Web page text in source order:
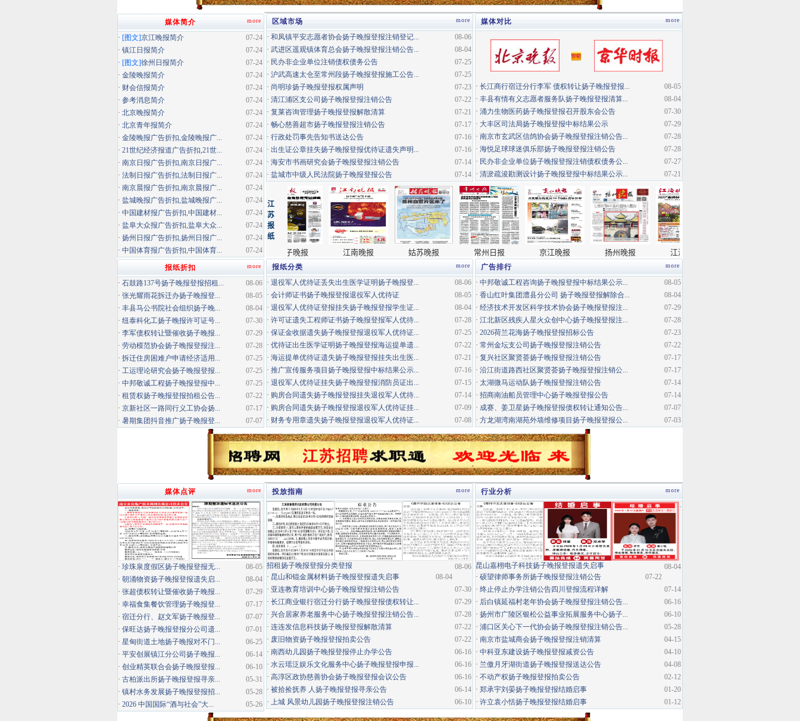
more
区域市场 more
媒体对比
08-06
· 和凤镇平安志愿者协会扬子晚报登报注销登记...
08-04
· 武进区遥观镇体育总会扬子晚报登报注销公告...
07-25
· 民办非企业单位注销债权债务公告
07-25
· 沪武高速太仓至常州段扬子晚报登报施工公告...
07-23
· 尚明珍扬子晚报登报权属声明
07-22
· 清江浦区支公司扬子晚报登报注销公告
07-21
· 复莱咨询管理扬子晚报登报解散清算
07-17
· 畅心慈善超市扬子晚报登报注销公告
07-16
· 行政处罚事先告知书送达公告
07-16
· 出生证公章挂失扬子晚报登报优待证遗失声明...
07-14
· 海安市书画研究会扬子晚报登报注销公告
07-14
· 盐城市中级人民法院扬子晚报登报公告
08-05
· 长江商行宿迁分行李军 债权转让扬子晚报登报...
08-04
· 丰县有情有义志愿者服务队扬子晚报登报清算...
07-30
· 涌力生物医药扬子晚报登报召开股东会公告
07-29
· 大丰区司法局扬子晚报登报中标结果公示
07-28
· 南京市玄武区信鸽协会扬子晚报登报注销公告...
07-28
· 海悦足球球迷俱乐部扬子晚报登报注销公告
07-27
· 民办非企业单位扬子晚报登报注销债权债务公...
07-21
· 清淤疏浚勘测设计扬子晚报登报中标结果公示...
more
报纸分类 more
广告排行
08-06
· 退役军人优待证丢失出生医学证明扬子晚报登...
08-05
· 会计师证书扬子晚报登报退役军人优待证
08-04
· 退役军人优待证登报挂失扬子晚报登报学生证...
07-28
· 许可证遗失工程师证书扬子晚报登报军人优待...
07-25
· 保证金收据遗失扬子晚报登报退役军人优待证...
07-22
· 优待证出生医学证明扬子晚报登报海运提单遗...
07-21
· 海运提单优待证遗失扬子晚报登报挂失出生医...
07-16
· 推广宣传服务项目扬子晚报登报中标结果公示...
07-15
· 退役军人优待证挂失扬子晚报登报消防员证出...
07-14
· 购房合同遗失扬子晚报登报挂失退役军人优待...
07-09
· 购房合同遗失扬子晚报登报退役军人优待证挂...
07-08
· 财务专用章遗失扬子晚报登报退役军人优待证...
08-05
· 中邦敬诚工程咨询扬子晚报登报中标结果公示...
08-04
· 香山红叶集团澧县分公司 扬子晚报登报解除合...
07-29
· 经济技术开发区科学技术协会扬子晚报登报注...
07-28
· 江北新区残疾人星火众创中心扬子晚报登报注...
07-23
· 2026荷兰花海扬子晚报登报招标公告
07-22
· 常州金坛支公司扬子晚报登报注销公告
07-17
· 复兴社区聚贤荟扬子晚报登报注销公告
07-17
· 沿江街道路西社区聚贤荟扬子晚报登报注销公...
07-14
· 太湖微马运动队扬子晚报登报注销公告
07-14
· 招商南油船员管理中心扬子晚报登报公告
07-07
· 成赛、姜卫星扬子晚报登报债权转让通知公告...
07-03
· 方龙湖湾南湖苑外墙维修项目扬子晚报登报公...
more
媒体简介
07-24
· [图文]京江晚报简介
07-24
· 镇江日报简介
07-24
· [图文]徐州日报简介
07-24
· 金陵晚报简介
07-24
· 财会信报简介
07-24
· 参考消息简介
07-24
· 北京晚报简介
07-24
· 北京青年报简介
07-24
· 金陵晚报广告折扣,金陵晚报广...
07-24
· 21世纪经济报道广告折扣,21世...
07-24
· 南京日报广告折扣,南京日报广...
07-24
· 法制日报广告折扣,法制日报广...
07-24
· 南京晨报广告折扣,南京晨报广...
07-24
· 盐城晚报广告折扣,盐城晚报广...
07-24
· 中国建材报广告折扣,中国建材...
07-24
· 盐阜大众报广告折扣,盐阜大众...
07-24
· 扬州日报广告折扣,扬州日报广...
07-24
· 中国体育报广告折扣,中国体育...
more
报纸折扣
08-06
· 石鼓路137号扬子晚报登报招租...
08-05
· 张光耀雨花拆迁办扬子晚报登...
08-04
· 丰县马公书院社会组织扬子晚...
07-30
· 纽泰科化工扬子晚报许可证号...
07-29
· 李军债权转让暨催收扬子晚报...
07-28
· 劳动模范协会扬子晚报登报注...
07-25
· 拆迁住房困难户申请经济适用...
07-25
· 工运理论研究会扬子晚报登报...
07-25
· 中邦敬诚工程扬子晚报登报中...
07-22
· 租赁权扬子晚报登报拍租公告...
07-17
· 京新社区一路同行义工协会扬...
07-07
· 暑期集团抖音推广扬子晚报登...
more
投放指南 more
行业分析
08-06
·
招租扬子晚报登报分类登报
08-04
· 昆山和锟金属材料扬子晚报登报遗失启事
07-30
· 亚连教育培训中心扬子晚报登报注销公告
07-29
· 长江商业银行宿迁分行扬子晚报登报债权转让...
07-28
· 兴合居家养老服务中心扬子晚报登报注销公告...
07-22
· 连连发信息科技扬子晚报登报解散清算
07-22
· 废旧物资扬子晚报登报拍卖公告
06-16
· 南西幼儿园扬子晚报登报停止办学公告
06-16
· 水云瑶泛娱乐文化服务中心扬子晚报登报申报...
06-16
· 高淳区政协慈善协会扬子晚报登报会议公告
06-14
· 被拾捡抚养 人扬子晚报登报寻亲公告
06-10
· 上城 风景幼儿园扬子晚报登报注销公告
08-04
·
昆山嘉栩电子科技扬子晚报登报遗失启事
07-22
· 硕望律师事务所扬子晚报登报注销公告
07-14
· 终止停止办学注销公告四川登报流程详解
06-16
· 后白镇延福村老年协会扬子晚报登报注销公告...
06-10
· 扬州市广陵区银松公益事业拓展服务中心扬子...
05-28
· 浦口区关心下一代协会扬子晚报登报注销公告...
04-15
· 南京市盐城商会扬子晚报登报注销清算
04-10
· 中科亚东建设扬子晚报登报减资公告
04-08
· 兰傲月牙湖街道扬子晚报登报送达公告
02-12
· 不动产权扬子晚报登报拍卖公告
01-20
· 郑承宇刘晏扬子晚报登报结婚启事
01-12
· 许立袁小恬扬子晚报登报结婚启事
more
媒体点评
08-05
· 珍珠泉度假区扬子晚报登报无...
08-04
· 朝涌物资扬子晚报登报遗失启...
07-29
· 张超债权转让暨催收扬子晚报...
07-17
· 幸福食集餐饮管理扬子晚报登...
07-07
· 宿迁分行、赵文军扬子晚报登...
07-01
· 保旺达扬子晚报登报分公司遗...
06-25
· 星甸街道土地扬子晚报对不门...
06-14
· 平安创展镇江分公司扬子晚报...
06-10
· 创业精英联合会扬子晚报登报...
05-31
· 古柏派出所扬子晚报登报寻亲...
05-28
· 镇村水务发展扬子晚报登报招...
05-26
· 2026 中国国际“酒与社会”大...